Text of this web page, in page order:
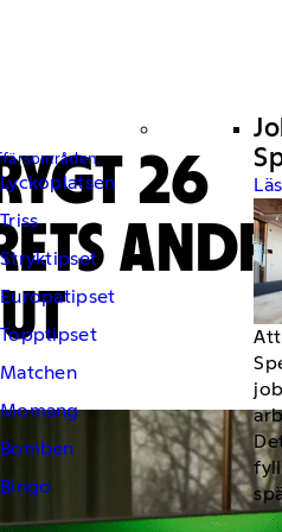
Lyckoplatsen
Triss
Stryktipset
Europatipset
Topptipset
Matchen
Momang
Bomben
Bingo
Att
26